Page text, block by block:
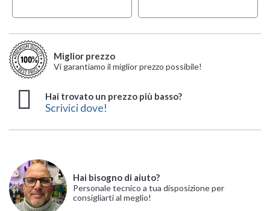
Miglior prezzo
Vi garantiamo il miglior prezzo possibile!
Hai trovato un prezzo più basso?
Scrivici dove!
Hai bisogno di aiuto?
Personale tecnico a tua disposizione per
consigliarti al meglio!